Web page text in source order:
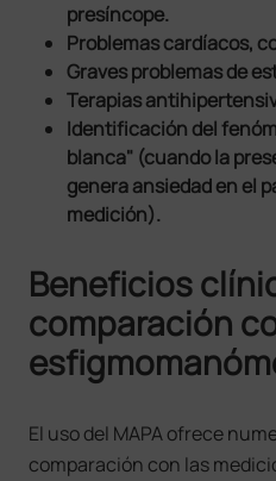
presíncope.
Problemas cardíacos,
Graves problemas de
Terapias
Identificación del
blanca" (cuando la
genera ansiedad en el
medición).
Beneficios
comparación
El uso del MAPA ofrece
comparación con las